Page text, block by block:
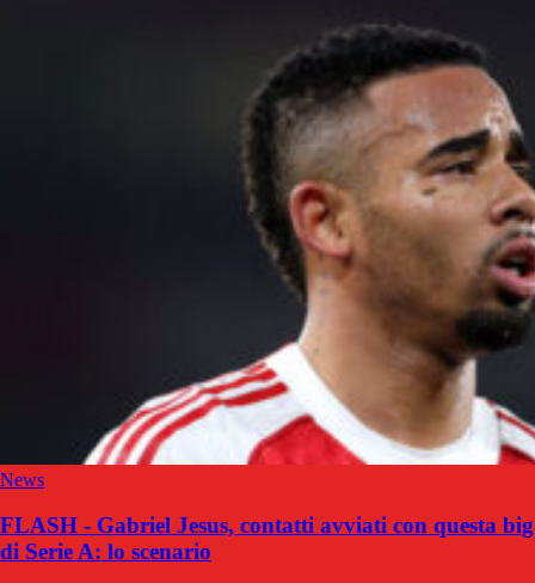
News
FLASH - Gabriel Jesus, contatti avviati con questa big
di Serie A: lo scenario